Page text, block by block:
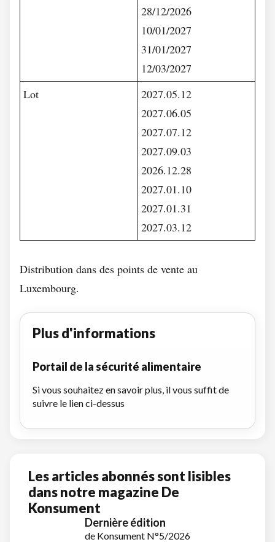
28/12/2026
10/01/2027
31/01/2027
12/03/2027
Lot
2027.05.12
2027.06.05
2027.07.12
2027.09.03
2026.12.28
2027.01.10
2027.01.31
2027.03.12
Distribution dans des points de vente au
Luxembourg.
Plus d'informations
Portail de la sécurité alimentaire
Si vous souhaitez en savoir plus, il vous suffit de
suivre le lien ci-dessus
Les articles abonnés sont lisibles
dans notre magazine De
Konsument
Dernière édition
de Konsument N°5/2026